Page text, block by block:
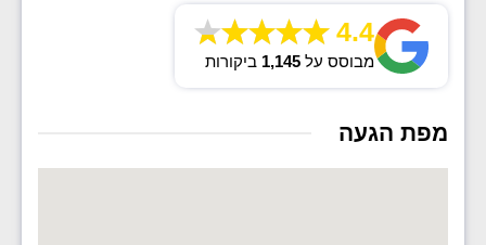
4.4
מבוסס על 1,145 ביקורות
מפת הגעה